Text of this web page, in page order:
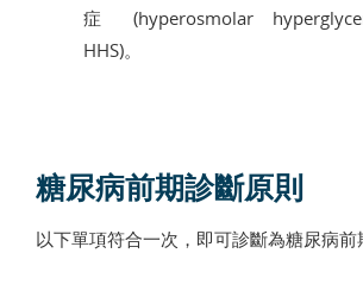
症 (hyperosmolar
HHS)。
糖尿病前期診斷原則
以下單項符合一次，即可診斷為糖尿病前